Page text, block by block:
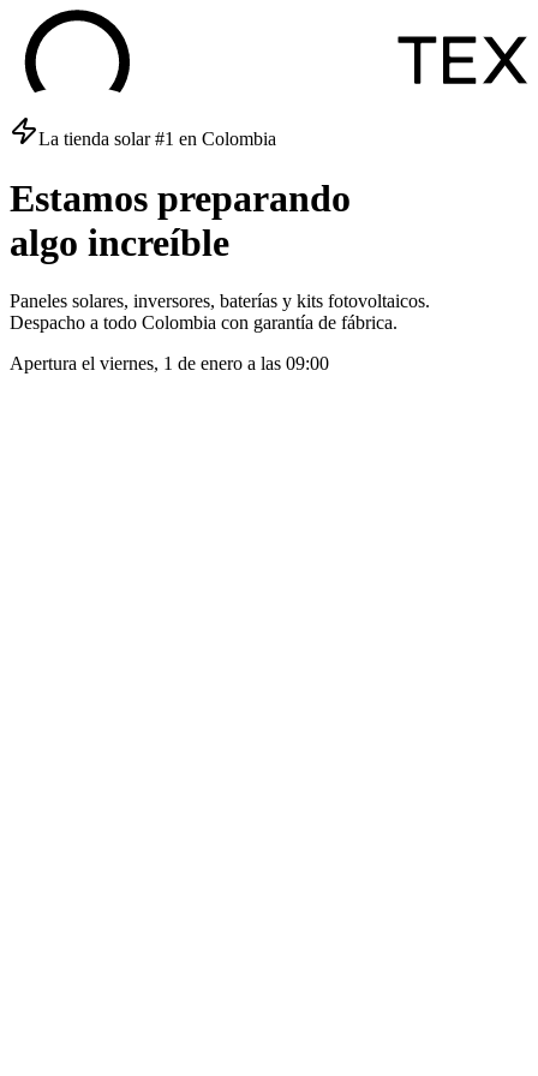
La tienda solar #1 en Colombia
Estamos preparando
algo increíble
Paneles solares, inversores, baterías y kits fotovoltaicos.
Despacho a todo Colombia con garantía de fábrica.
Apertura el viernes, 1 de enero a las 09:00